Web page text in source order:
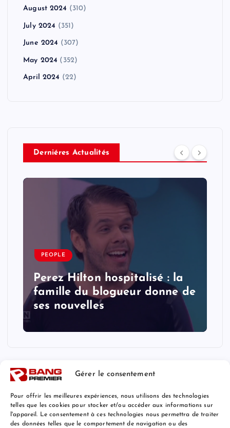
Gérer le consentement
Pour offrir les meilleures expériences, nous utilisons des technologies
telles que les cookies pour stocker et/ou accéder aux informations sur
l'appareil. Le consentement à ces technologies nous permettra de traiter
des données telles que le comportement de navigation ou des
August 2024 (310)
July 2024 (351)
June 2024 (307)
May 2024 (352)
April 2024 (22)
Derniéres Actualités
PEOPLE
Perez Hilton hospitalisé : la
famille du blogueur donne de
ses nouvelles
Mentions Légales